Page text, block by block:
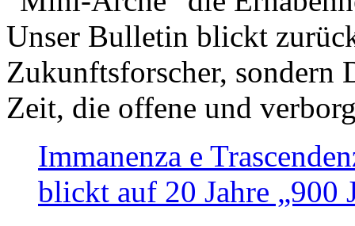
Unser Bulletin blickt
Zukunftsforscher, sondern
Zeit, die offene und
Immanenza e
blickt auf 20 Jahre „900